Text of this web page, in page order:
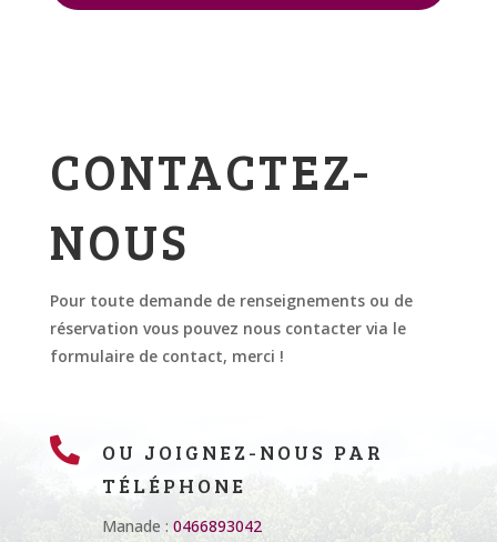
CONTACTEZ-
NOUS
Pour toute demande de renseignements ou de
réservation vous pouvez nous contacter via le
formulaire de contact, merci !

OU JOIGNEZ-NOUS PAR
TÉLÉPHONE
Manade : 0466893042